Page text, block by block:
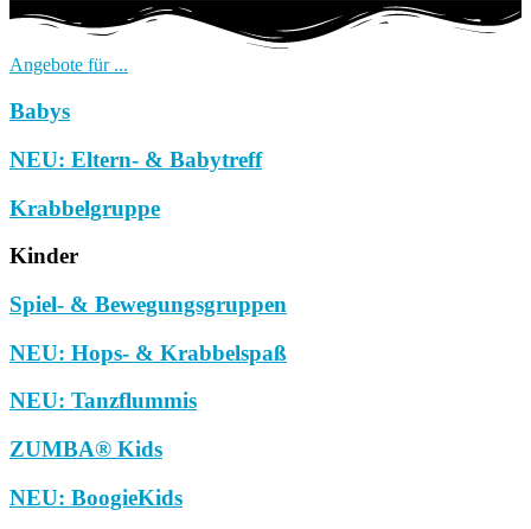
Angebote für ...
Babys
NEU: Eltern- & Babytreff
Krabbelgruppe
Kinder
Spiel- & Bewegungsgruppen
NEU: Hops- & Krabbelspaß
NEU: Tanzflummis
ZUMBA® Kids
NEU: BoogieKids